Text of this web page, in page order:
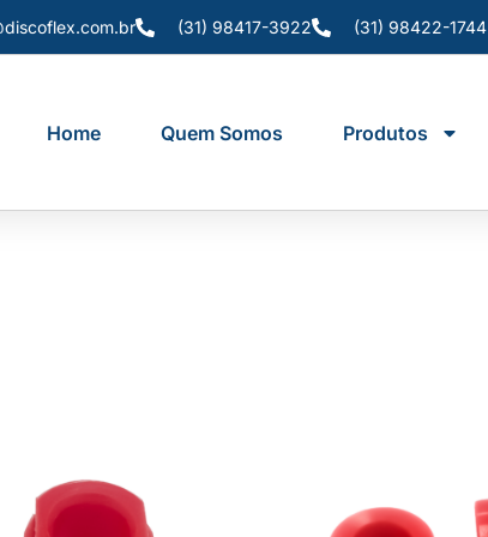
(31) 98422-1744
(31) 98417-3922
Home Quem Somos Produtos